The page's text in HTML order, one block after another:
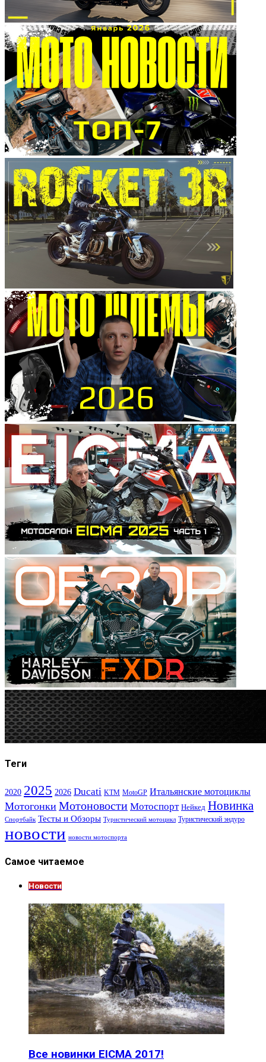
Теги
2020 2025 2026 Ducati KTM MotoGP Итальянские мотоциклы
Мотогонки Мотоновости Мотоспорт Нейкед Новинка
Спортбайк Тесты и Обзоры Туристический мотоцикл Туристический эндуро
новости новости мотоспорта
Самое читаемое
Новости
Все новинки EICMA 2017!